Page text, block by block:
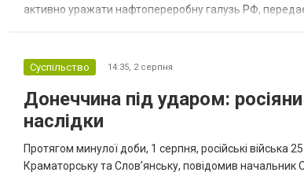
активно уражати нафтопереробну галузь РФ,
Суспільство 14:35, 2 серпня
Донеччина під ударом:
наслідки
Протягом минулої доби, 1 серпня, російські війська
Краматорську та Слов’янську, повідомив